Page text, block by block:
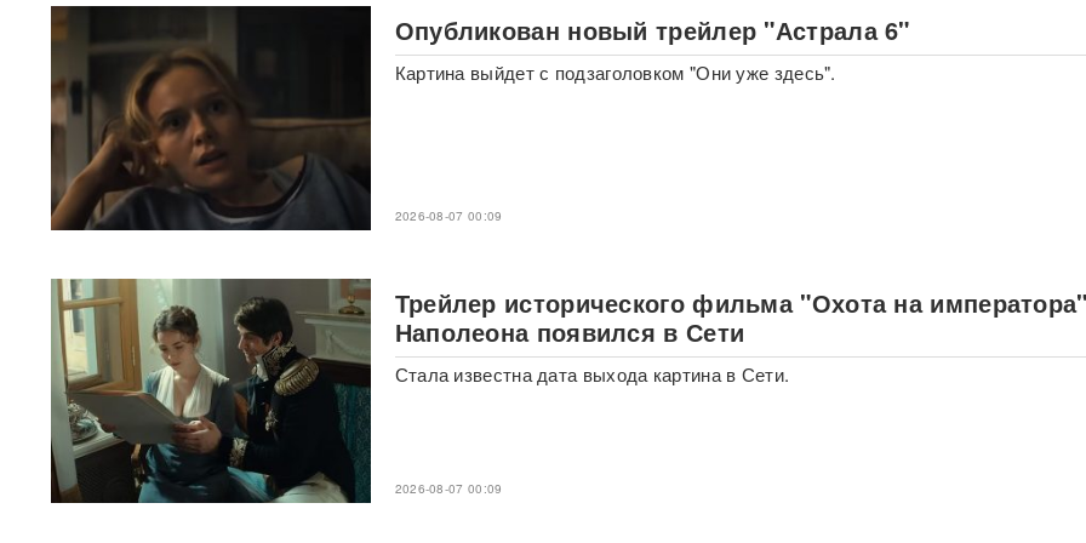
не смогли поступить в
Раскрыта схема массовой
атаки БПЛА ВСУ на Россию
Федоров дал Зеленскому 12
дней, чтобы добром вернуть
его в кресло министра
обороны
«Генералы новой волны»:
кто пришел на ключевые
посты в МО и почему их
выбрал Путин
Драка члена сборной РФ по
вольной борьбе с
охранниками попала на
видео
ВИДЕО
Опубликован новый трейлер "Астрала 6"
Картина выйдет с подзаголовком "Они уже здесь".
2026-08-07 00:09
Трейлер исторического фильма "Охота на
Наполеона появился в Сети
Стала известна дата выхода картина в Сети.
2026-08-07 00:09